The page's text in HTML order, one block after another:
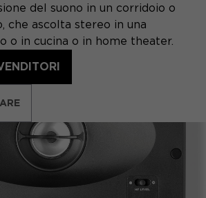
del suono in un corridoio o
che ascolta stereo in una
o in cucina o in home theater.